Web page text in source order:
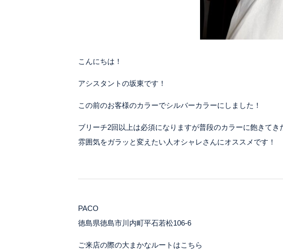
こんにちは！
アシスタントの坂東です！
この前のお客様のカラーでシルバーカラーにしました！
ブリーチ2回以上は必須になりますが普段のカラーに飽きてき
雰囲気をガラッと変えたい人オシャレさんにオススメです！
PACO
徳島県徳島市川内町平石若松106-6
ご来店の際の大まかなルートはこちら